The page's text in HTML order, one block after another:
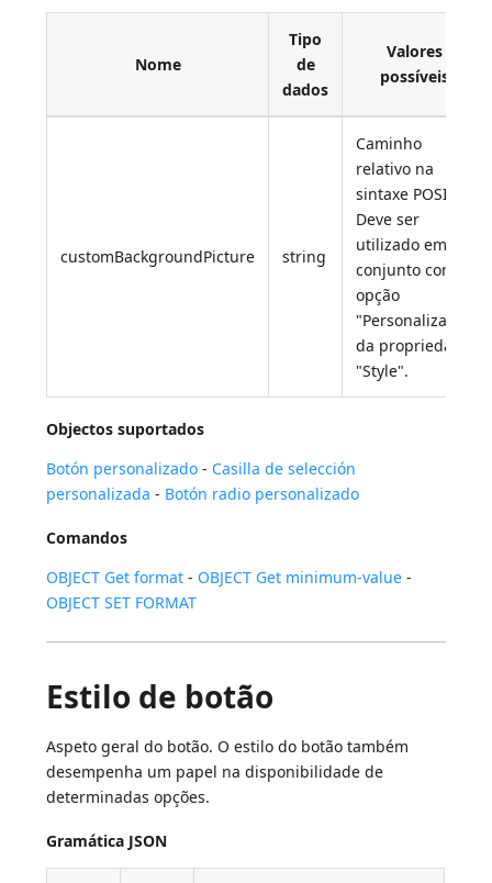
Nome
Tipo
de
dados
Valores
possíveis
customBackgroundPicture string
Caminho
relativo na
sintaxe POSIX.
Deve ser
utilizado em
conjunto com a
opção
"Personalizado"
da propriedade
"Style".
Objectos suportados
Botón personalizado - Casilla de selección
personalizada - Botón radio personalizado
Comandos
OBJECT Get format - OBJECT Get minimum-value -
OBJECT SET FORMAT
Estilo de botão
Aspeto geral do botão. O estilo do botão também
desempenha um papel na disponibilidade de
determinadas opções.
Gramática JSON